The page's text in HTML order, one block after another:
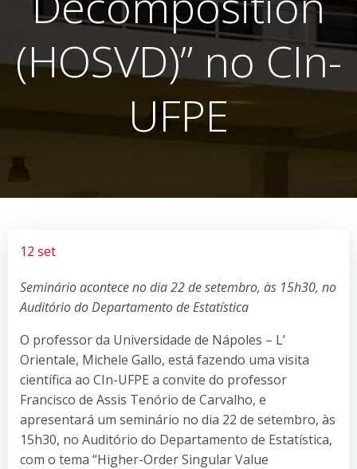
(HOSVD)” no CIn-
UFPE
12 set
Seminário acontece no dia 22 de setembro, às 15h30, no
Auditório do Departamento de Estatística
O professor da Universidade de Nápoles – L’
Orientale, Michele Gallo, está fazendo uma visita
científica ao CIn-UFPE a convite do professor
Francisco de Assis Tenório de Carvalho, e
apresentará um seminário no dia 22 de setembro, às
15h30, no Auditório do Departamento de Estatística,
com o tema “Higher-Order Singular Value